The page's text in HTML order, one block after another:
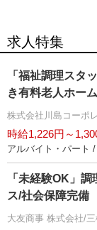
求人特集
「福祉調理スタ
き有料老人ホーム
株式会社川島コーポ
時給1,226円～
アルバイト・パート
「未経験OK」
ス/社会保障完備
大友商事 株式会社/